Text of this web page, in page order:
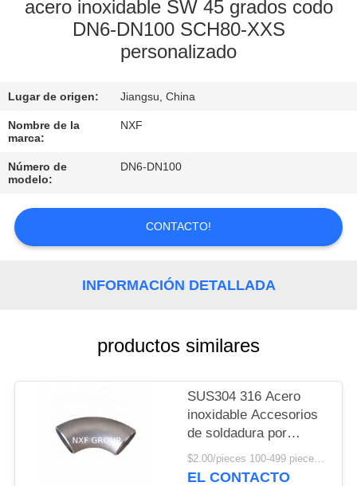
FÁBRICA
CALIDAD
CONTACTA
CON
NOSOTROS
MAPA
acero inoxidable SW 45 grados codo
DN6-DN100 SCH80-XXS
personalizado
Lugar de origen: Jiangsu, China
Nombre de la
marca:
NXF
Número de
modelo:
DN6-DN100
CONTACTO!
INFORMACIÓN DETALLADA
productos similares
SUS304 316 Acero
inoxidable Accesorios
de soldadura por
extremo Bw Lr Largo
radio 90 grados Sch10
$2.00/pieces 100-499 pieces MOQ:100 piezas
EL CONTACTO